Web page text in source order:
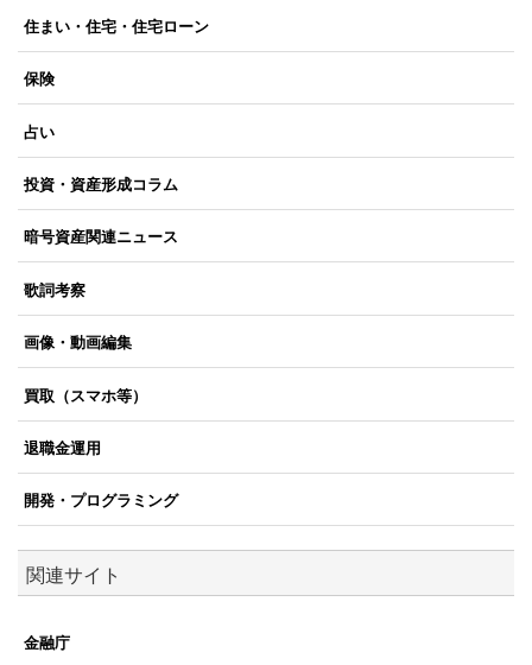
住まい・住宅・住宅ローン
保険
占い
投資・資産形成コラム
暗号資産関連ニュース
歌詞考察
画像・動画編集
買取（スマホ等）
退職金運用
開発・プログラミング
関連サイト
金融庁